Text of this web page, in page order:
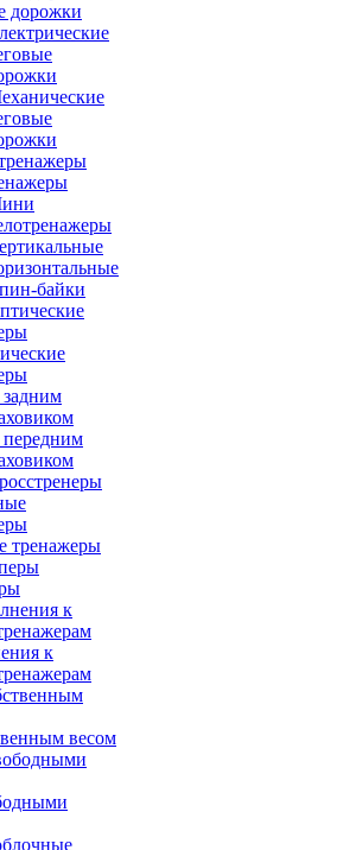
дорожки
байки
тренажеры
к
весом